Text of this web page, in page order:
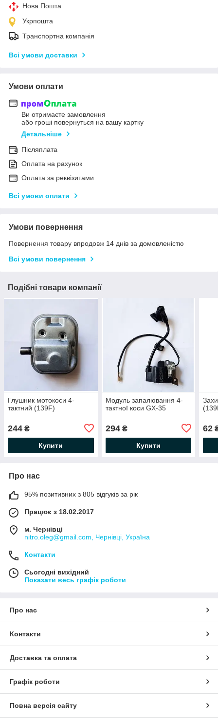
Нова Пошта
Укрпошта
Транспортна компанія
Всі умови доставки
Умови оплати
Ви отримаєте замовлення
або гроші повернуться на вашу картку
Детальніше
Післяплата
Оплата на рахунок
Оплата за реквізитами
Всі умови оплати
Умови повернення
Повернення товару впродовж 14 днів за домовленістю
Всі умови повернення
Подібні товари компанії
Глушник мотокоси 4-
тактний (139F)
244 ₴
Купити
Модуль запалювання 4-
тактної коси GX-35
294₴
Купити
62
Про нас
95% позитивних з 805 відгуків за рік
Працює з 18.02.2017
м. Чернівці
nitro.oleg@gmail.com, Чернівці, Україна
Контакти
Сьогодні вихідний
Показати весь графік роботи
Про нас
Контакти
Доставка та оплата
Графік роботи
Повна версія сайту